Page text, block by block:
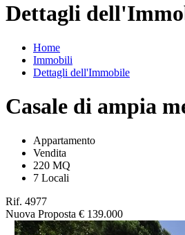
Dettagli
Home
Immobili
Dettagli dell'Immobile
Casale di ampia
Appartamento
Vendita
220 MQ
7 Locali
Rif. 4977
Nuova Proposta € 139.000